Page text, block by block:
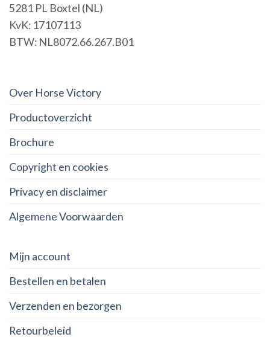
5281 PL Boxtel (NL)
KvK: 17107113
BTW: NL8072.66.267.B01
Over Horse Victory
Productoverzicht
Brochure
Copyright en cookies
Privacy en disclaimer
Algemene Voorwaarden
Mijn account
Bestellen en betalen
Verzenden en bezorgen
Retourbeleid